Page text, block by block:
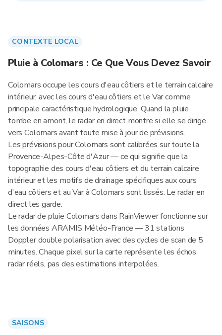
CONTEXTE LOCAL
Pluie à Colomars : Ce Que Vous Devez Savoir
Colomars occupe les cours d'eau côtiers et le terrain calcaire
intérieur, avec les cours d'eau côtiers et le Var comme
principale caractéristique hydrologique. Quand la pluie
tombe en amont, le radar en direct montre si elle se dirige
vers Colomars avant toute mise à jour de prévisions.
Les prévisions pour Colomars sont calibrées sur toute la
Provence-Alpes-Côte d'Azur — ce qui signifie que la
topographie des cours d'eau côtiers et du terrain calcaire
intérieur et les motifs de drainage spécifiques aux cours
d'eau côtiers et au Var à Colomars sont lissés. Le radar en
direct les garde.
Le radar de pluie Colomars dans RainViewer fonctionne sur
les données ARAMIS Météo-France — 31 stations
Doppler double polarisation avec des cycles de scan de 5
minutes. Chaque pixel sur la carte représente les échos
radar réels, pas des estimations interpolées.
SAISONS